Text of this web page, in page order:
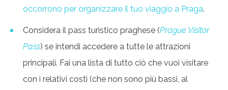
occorrono per organizzare il tuo viaggio a Praga.
Considera il pass turistico praghese (Prague Visitor
Pass) se intendi accedere a tutte le attrazioni
principali. Fai una lista di tutto ciò che vuoi visitare
con i relativi costi (che non sono più bassi, al